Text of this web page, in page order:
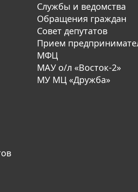
Службы и ведомства
Обращения граждан
Совет депутатов
Прием
МФЦ
МАУ о/л «Восток-2»
МУ МЦ «Дружба»